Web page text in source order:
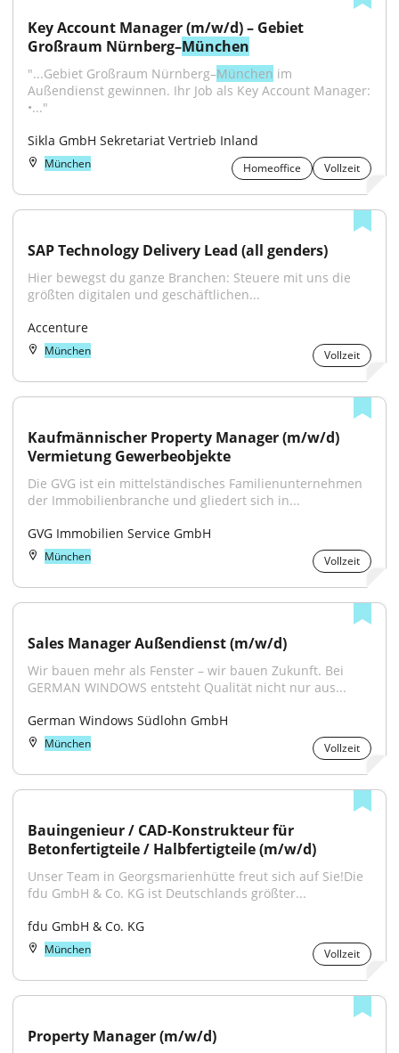
Key Account Manager (m/w/d) – Gebiet
Großraum Nürnberg–München
"...Gebiet Großraum Nürnberg–München im
Außendienst gewinnen. Ihr Job als Key Account Manager:
•..."
Sikla GmbH Sekretariat Vertrieb Inland
München Homeoffice Vollzeit
SAP Technology Delivery Lead (all genders)
Hier bewegst du ganze Branchen: Steuere mit uns die
größten digitalen und geschäftlichen...
Accenture
München Vollzeit
Kaufmännischer Property Manager (m/w/d)
Vermietung Gewerbeobjekte
Die GVG ist ein mittelständisches Familienunternehmen
der Immobilienbranche und gliedert sich in...
GVG Immobilien Service GmbH
München Vollzeit
Sales Manager Außendienst (m/w/d)
Wir bauen mehr als Fenster – wir bauen Zukunft. Bei
GERMAN WINDOWS entsteht Qualität nicht nur aus...
German Windows Südlohn GmbH
München Vollzeit
Bauingenieur / CAD-Konstrukteur für
Betonfertigteile / Halbfertigteile (m/w/d)
Unser Team in Georgsmarienhütte freut sich auf Sie!Die
fdu GmbH & Co. KG ist Deutschlands größter...
fdu GmbH & Co. KG
München Vollzeit
Property Manager (m/w/d)